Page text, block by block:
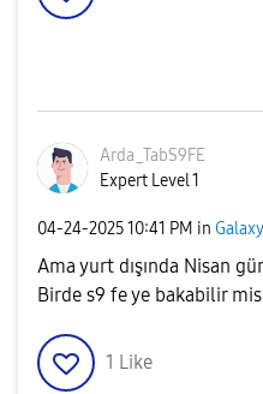
Arda_TabS9FE
Expert Level 1
‎04-24-202510:41 PM in
Ama yurt dışında Nisan
Birde s9 fe ye bakabilir
1 Like